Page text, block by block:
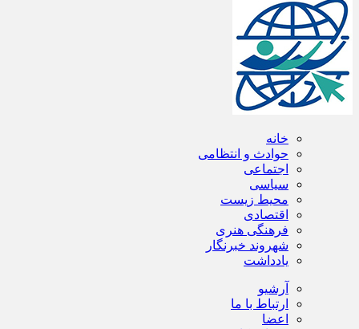
خانه
حوادث و انتظامی
اجتماعی
سیاسی
محیط زیست
اقتصادی
فرهنگی هنری
شهروند خبرنگار
یادداشت
آرشیو
ارتباط با ما
اعضا